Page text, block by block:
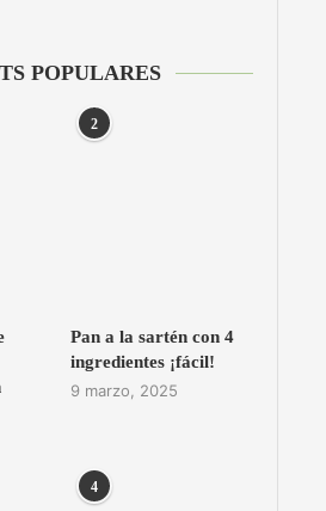
POPULARES
2
Pan a la sartén con 4
ingredientes ¡fácil!
9 marzo, 2025
4